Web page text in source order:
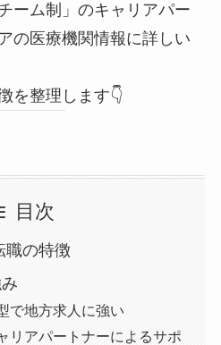
ーム制」のキャリアパー
の医療機関情報に詳しい
を整理します👇
目次
職の特徴
で地方求人に強い
リアパートナーによるサポ